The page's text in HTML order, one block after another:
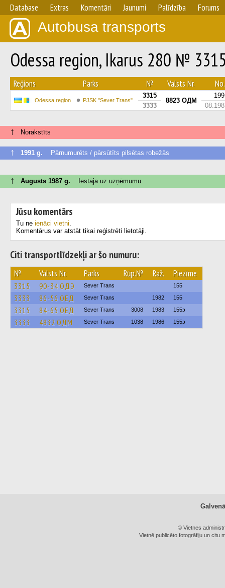
Database Extras Komentāri Jaunumi Palīdzība Forums
Autobusa transports
Odessa region, Ikarus 280 №
Reģions Parks № Valsts Nr.
Odessa region PJSK "Sever Trans"
3315
8823 ОДМ
3333
↑ Norakstīts
↑ 1991 g. Pārnumurēts / pārsūtīts pilsētas robežās
↑ Augusts 1987 g. Iestāja uz uzņēmumu
Jūsu komentārs
Tu ne ienāci vietni.
Komentārus var atstāt tikai reģistrēti lietotāji.
Citi transportlīdzekļi ar šo numuru:
№ Valsts Nr. Parks Rūp.№ Raž. Piezīme
3315 90-34 ОДЭ Sever Trans 155
3333 86-56 ОЕД Sever Trans 1982 155
3315 84-65 ОЕД Sever Trans 3008 1983 155э
3333 4832 ОДМ Sever Trans 1038 1986 155э
© Vietnes
Vietnē publicēto fotogrāfiju un citu